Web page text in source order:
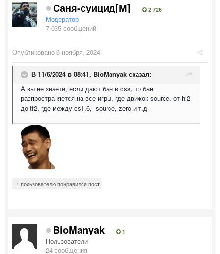
Саня-суицид[М] 2 726
Модератор
7 035 сообщений
Опубликовано 6 ноября, 2024
В 11/6/2024 в 08:41, BioManyak сказал:
А вы не знаете, если дают бан в css, то бан
распространяется на все игры, где движок source. от hl2
до tf2, где между cs1.6, source, zero и т.д
1 пользователю понравился пост
BioManyak 1
Пользователи
24 сообщения